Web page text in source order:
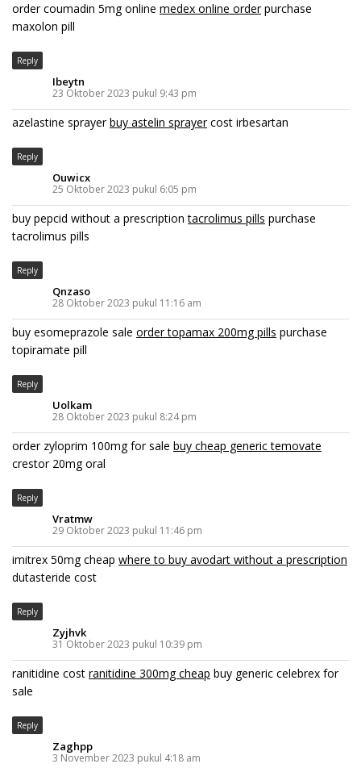
order coumadin 5mg online medex online orderpurchase
maxolon pill
Reply
Ibeytn
23 Oktober 2023 pukul 9:43 pm
azelastine sprayerbuy astelin sprayercost irbesartan
Reply
Ouwicx
25 Oktober 2023 pukul 6:05 pm
buy pepcid without a prescriptiontacrolimus pills purchase
tacrolimus pills
Reply
Qnzaso
28 Oktober 2023 pukul 11:16 am
buy esomeprazole sale order topamax 200mg pills purchase
topiramate pill
Reply
Uolkam
28 Oktober 2023 pukul 8:24 pm
order zyloprim 100mg for sale buy cheap generic temovate
crestor 20mg oral
Reply
Vratmw
29 Oktober 2023 pukul 11:46 pm
imitrex 50mg cheap where to buy avodart without a prescription
dutasteride cost
Reply
Zyjhvk
31 Oktober 2023 pukul 10:39 pm
ranitidine cost ranitidine 300mg cheap buy generic celebrex for
sale
Reply
Zaghpp
3 November 2023 pukul 4:18 am